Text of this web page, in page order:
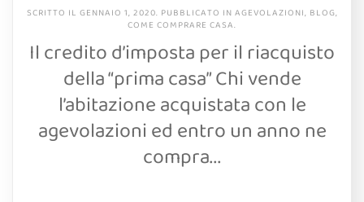
SCRITTO IL GENNAIO 1, 2020. PUBBLICATO IN AGEVOLAZIONI, BLOG,
COME COMPRARE CASA.
Il credito d’imposta per il riacquisto
della “prima casa” Chi vende
l’abitazione acquistata con le
agevolazioni ed entro un anno ne
compra...